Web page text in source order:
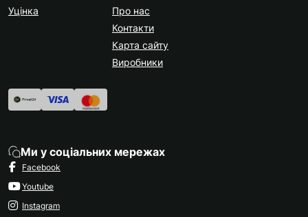
Уцінка
Про нас
Контакти
Карта сайту
Виробники
Ми у соціальних мережах
Facebook
Youtube
Instagram